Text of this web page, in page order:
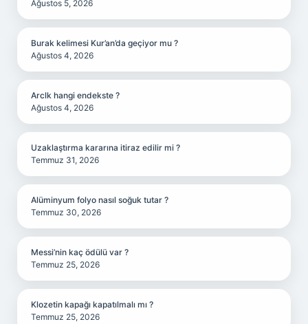
Ağustos 5, 2026
Burak kelimesi Kur’an’da geçiyor mu ?
Ağustos 4, 2026
Arclk hangi endekste ?
Ağustos 4, 2026
Uzaklaştırma kararına itiraz edilir mi ?
Temmuz 31, 2026
Alüminyum folyo nasıl soğuk tutar ?
Temmuz 30, 2026
Messi’nin kaç ödülü var ?
Temmuz 25, 2026
Klozetin kapağı kapatılmalı mı ?
Temmuz 25, 2026